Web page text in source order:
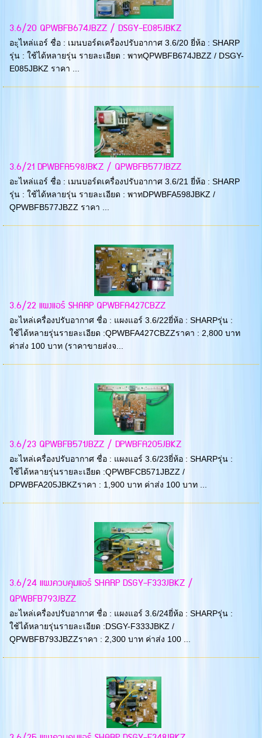
3.6/20 QPWBFB674JBZZ / DSGY-E085JBKZ
อะุไหล่แอร์ ชื่อ : เมนบอร์ดเครื่องปรับอากาศ 3.6/20 ยี่ห้อ : SHARP
รุ่น : ใช้ได้หลายรุ่น รายละเอียด : พาทQPWBFB674JBZZ / DSGY-
E085JBKZ ราคา ...
3.6/21 DPWBFA598JBKZ / QPWBFB577JBZZ
อะไหล่แอร์ ชื่อ : เมนบอร์ดเครื่องปรับอากาศ 3.6/21 ยี่ห้อ : SHARP
รุ่น : ใช้ได้หลายรุ่น รายละเอียด : พาทDPWBFA598JBKZ /
QPWBFB577JBZZ ราคา ...
3.6/22 แผงแอร์ SHARP QPWBFA427CBZZ
อะไหล่เครื่องปรับอากาศ ชื่อ : แผงแอร์ 3.6/22ยี่ห้อ : SHARPรุ่น :
ใช้ได้หลายรุ่นรายละเอียด :QPWBFA427CBZZราคา : 2,800 บาท
ค่าส่ง 100 บาท (ราคาขายส่งจ...
3.6/23 QPWBFB571JBZZ / DPWBFA205JBKZ
อะไหล่เครื่องปรับอากาศ ชื่อ : แผงแอร์ 3.6/23ยี่ห้อ : SHARPรุ่น :
ใช้ได้หลายรุ่นรายละเอียด :QPWBFCB571JBZZ /
DPWBFA205JBKZราคา : 1,900 บาท ค่าส่ง 100 บาท ...
3.6/24 แผงควบคุมแอร์ SHARP DSGY-F333JBKZ /
QPWBFB793JBZZ
อะไหล่เครื่องปรับอากาศ ชื่อ : แผงแอร์ 3.6/24ยี่ห้อ : SHARPรุ่น :
ใช้ได้หลายรุ่นรายละเอียด :DSGY-F333JBKZ /
QPWBFB793JBZZราคา : 2,300 บาท ค่าส่ง 100 ...